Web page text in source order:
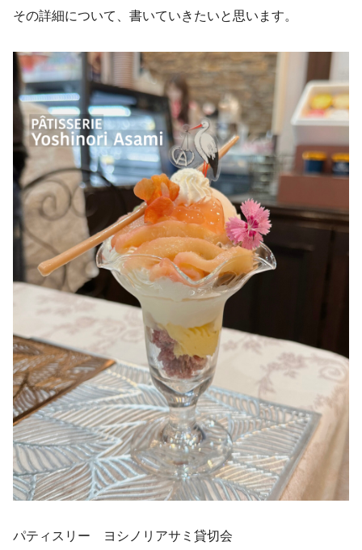
その詳細について、書いていきたいと思います。
パティスリー ヨシノリアサミ貸切会